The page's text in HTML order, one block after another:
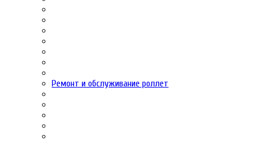
Ремонт и обслуживание роллет